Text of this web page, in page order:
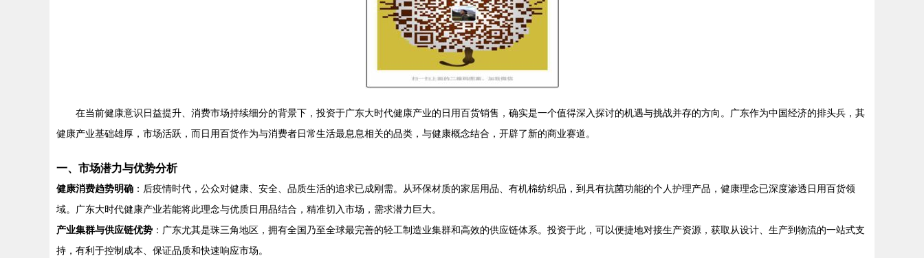
在当前健康意识日益提升、消费市场持续细分的背景下，投资于广东大时代健康产业的日用百货销售，确实是一个值得深入探讨的机遇与挑战并存的方向。广东作为中国经济的排头兵，其
健康产业基础雄厚，市场活跃，而日用百货作为与消费者日常生活最息息相关的品类，与健康概念结合，开辟了新的商业赛道。
一、市场潜力与优势分析
健康消费趋势明确 ：后疫情时代，公众对健康、安全、品质生活的追求已成刚需。从环保材质的家居用品、有机棉纺织品，到具有抗菌功能的个人护理产品，健康理念已深度渗透日用百货领
域。广东大时代健康产业若能将此理念与优质日用品结合，精准切入市场，需求潜力巨大。
产业集群与供应链优势 ：广东尤其是珠三角地区，拥有全国乃至全球最完善的轻工制造业集群和高效的供应链体系。投资于此，可以便捷地对接生产资源，获取从设计、生产到物流的一站式支
持，有利于控制成本、保证品质和快速响应市场。